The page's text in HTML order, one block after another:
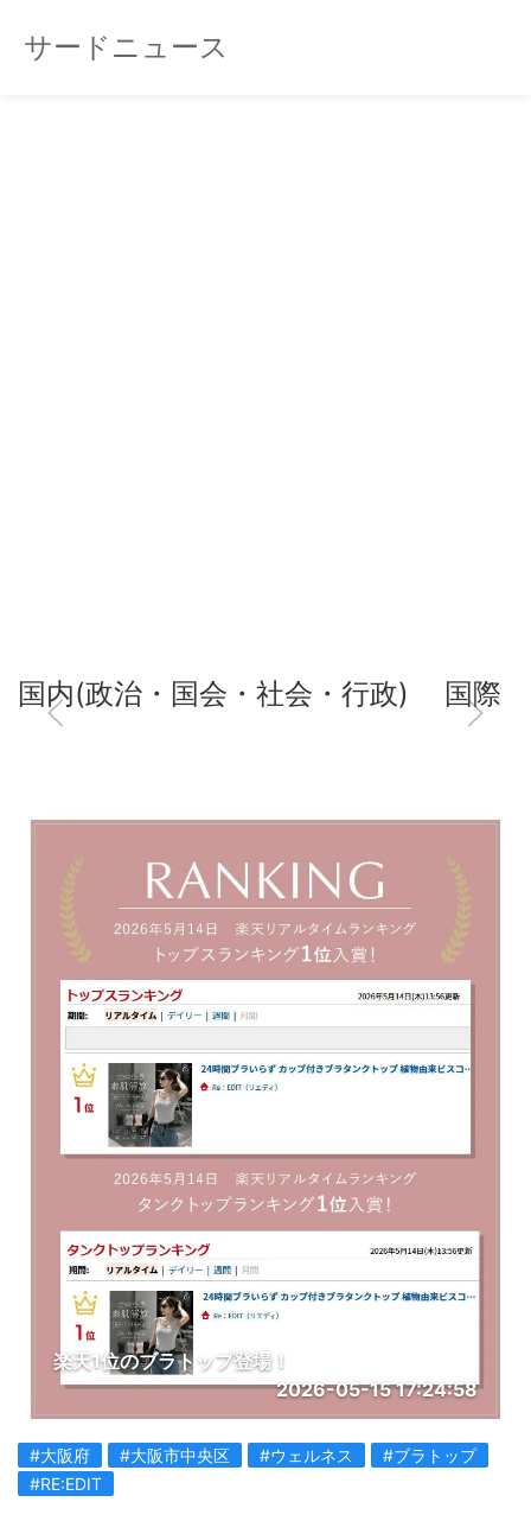
サードニュース
国内(政治・国会・社会・行政) 国際
楽天1位のブラトップ登場！
2026-05-15 17:24:58
#大阪府 #大阪市中央区 #ウェルネス
#ブラトップ
#RE:EDIT